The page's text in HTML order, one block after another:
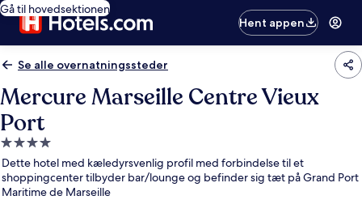
Gå til hovedsektionen
Hent appen
Se alle overnatningssteder
Mercure Marseille Centre Vieux
Port
4.0-
stjernet
overnatningssted
Dette hotel med kæledyrsvenlig profil med forbindelse til et
shoppingcenter tilbyder bar/lounge og befinder sig tæt på Grand Port
Maritime de Marseille